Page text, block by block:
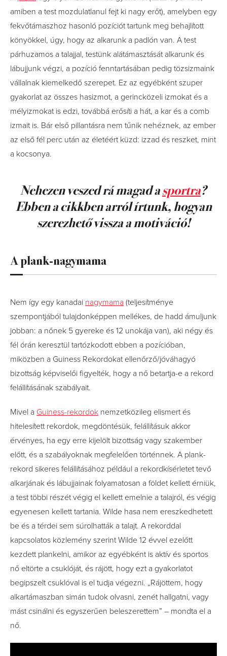
amiben a test mozdulatlanul fejt ki nagy erőt), amelyben egy
fekvőtámaszhoz hasonló pozíciót tartunk meg behajlított
könyökkel, úgy, hogy az alkarunk a padlón van. A test
párhuzamos a talajjal, testünk alátámasztását alkarunk és
lábujjunk végzi, a pozíció fenntartásában pedig tözsizmaink
vállalnak kiemelkedő szerepet. Ez az egyébként szuper
gyakorlat az összes hasizmot, a gerincközeli izmokat és a
mélyizmokat is edzi, továbbá erősíti a hát, a kar és a comb
izmait is. Bár első pillantásra nem tűnik nehéznek, az ember
az első fél perc után az életéért küzd: izzad és reszket, mint
a kocsonya.
Nehezen veszed rá magad asportra?
Ebben a cikkben arról írtunk, hogyan
szerezhető vissza a motiváció!
A plank-nagymama
Nem így egy kanadai nagymama (teljesítménye
szempontjából tulajdonképpen mellékes, de hadd ámuljunk
jobban: a nőnek 5 gyereke és 12 unokája van), aki négy és
fél órán keresztül tartózkodott ebben a pozícióban,
miközben a Guiness Rekordokat ellenőrző/jóváhagyó
bizottság képviselői figyelték, hogy a nő betartja-e a rekord
felállításának szabályait.
Mivel a Guiness-rekordok nemzetközileg elismert és
hitelesített rekordok, megdöntésük, felállításuk akkor
érvényes, ha egy erre kijelölt bizottság vagy szakember
előtt, és a szabályoknak megfelelően történnek. A plank-
rekord sikeres felállításához például a rekordkísérletet tevő
alkarjának és lábujjainak folyamatosan a földet kellett érniük,
a test többi részét végig el kellett emelnie a talajról, és végig
egyenesen kellett tartania. Wilde hasa nem ereszkedhetett
be és a térdei sem súrolhatták a talajt. A rekorddal
kapcsolatos közlemény szerint Wilde 12 évvel ezelőtt
kezdett plankelni, amikor az egyébként is aktív és sportos
nő eltörte a csuklóját, és rájött, hogy ezt a gyakorlatot
begipszelt csuklóval is el tudja végezni. „Rájöttem, hogy
alkartámaszban simán tudok olvasni, zenét hallgatni, vagy
mást csinálni és egyszerűen beleszerettem” – mondta el a
nő.